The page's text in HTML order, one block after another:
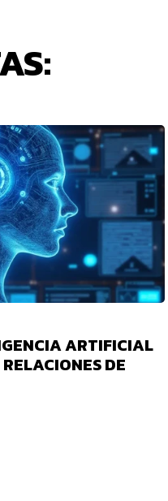
ARTIFICIAL
DE